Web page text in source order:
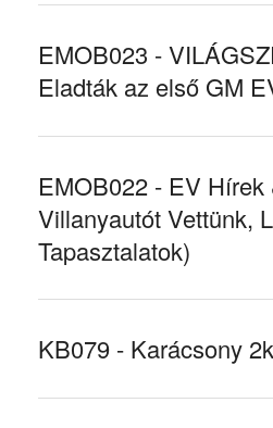
EMOB023 -
Eladták az első GM
EMOB022 - EV Hírek
Villanyautót Vettünk,
Tapasztalatok)
KB079 - Karácsony